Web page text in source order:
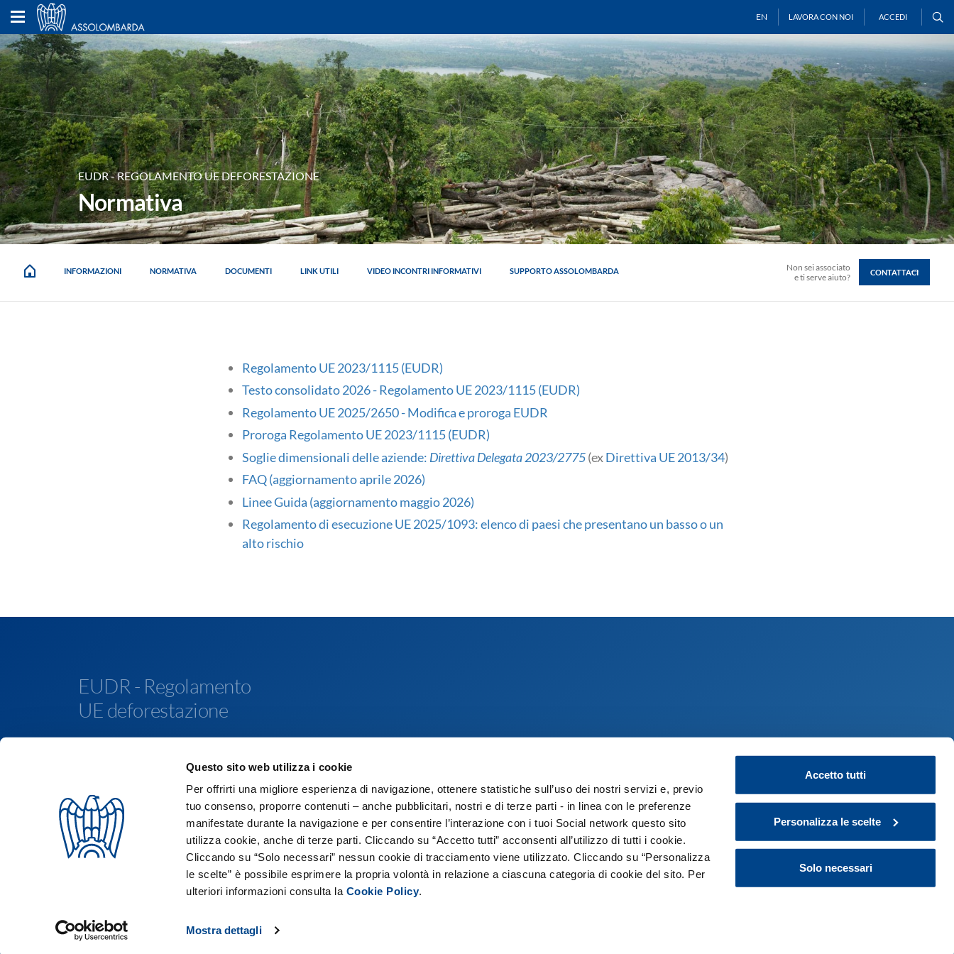
Questo sito web utilizza i cookie
Per offrirti una migliore esperienza di navigazione, ottenere statistiche sull’uso dei nostri servizi e, previo
tuo consenso, proporre contenuti – anche pubblicitari, nostri e di terze parti - in linea con le preferenze
manifestate durante la navigazione e per consentire l’interazione con i tuoi Social network questo sito
utilizza cookie, anche di terze parti. Cliccando su “Accetto tutti” acconsenti all’utilizzo di tutti i cookie.
Cliccando su “Solo necessari” nessun cookie di tracciamento viene utilizzato. Cliccando su “Personalizza
le scelte” è possibile esprimere la propria volontà in relazione a ciascuna categoria di cookie del sito. Per
ulteriori informazioni consulta la Cookie Policy.
Mostra dettagli
Accetto tutti
Personalizza le scelte
Solo necessari
EN LAVORA CON NOI ACCEDI
EUDR - REGOLAMENTO UE DEFORESTAZIONE
Normativa
INFORMAZIONI NORMATIVA DOCUMENTI LINK UTILI VIDEO INCONTRI INFORMATIVI SUPPORTO ASSOLOMBARDA
Non sei associato
e ti serve aiuto?
CONTATTACI
Regolamento UE 2023/1115 (EUDR)
Testo consolidato 2026 - Regolamento UE 2023/1115 (EUDR)
Regolamento UE 2025/2650 - Modifica e proroga EUDR
Proroga Regolamento UE 2023/1115 (EUDR)
Soglie dimensionali delle aziende: Direttiva Delegata 2023/2775(exDirettiva UE 2013/34)
FAQ (aggiornamento aprile 2026)
Linee Guida (aggiornamento maggio 2026)
Regolamento di esecuzione UE 2025/1093: elenco di paesi che presentano un basso o un
alto rischio
EUDR - Regolamento
UE deforestazione
Copyright © 2026 Assolombarda
Codice Fiscale: 80040750152
HOME
NORMATIVA
LINK UTILI
SUPPORTO ASSOLOMBARDA
DOCUMENTI
VIDEO INCONTRI INFORMATIVI